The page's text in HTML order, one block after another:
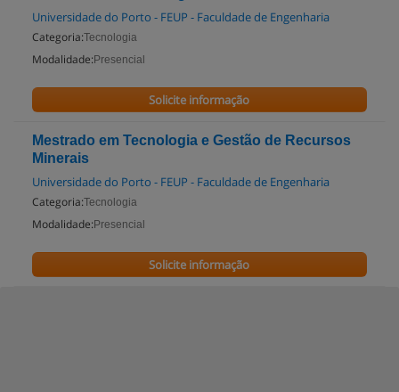
Universidade do Porto - FEUP - Faculdade de Engenharia
Categoria:Tecnologia
Modalidade: Presencial
Solicite informação
Mestrado em Tecnologia e Gestão de Recursos
Minerais
Universidade do Porto - FEUP - Faculdade de Engenharia
Categoria:Tecnologia
Modalidade: Presencial
Solicite informação